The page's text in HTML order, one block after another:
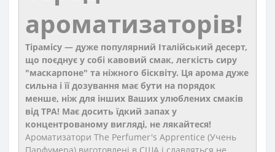
ароматизаторів!
Тірамісу ― дуже популярний Італійський десерт,
що поєднує у собі кавовий смак, легкість сиру
"маскарпоне" та ніжного бісквіту. Ця арома дуже
сильна і її дозування має бути на порядок
менше, ніж для інших Ваших улюблених смаків
від TPA! Має досить їдкий запах у
концентрованому вигляді, не лякайтеся!
Ароматизатори The Perfumer's Apprentice (Учень